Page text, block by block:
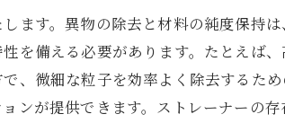
ます。異物の除去と材料の純度保持
を備える必要があります。たとえば
、微細な粒子を効率よく除去するた
ンが提供できます。ストレーナーの